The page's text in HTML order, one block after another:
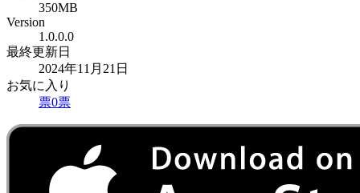
350MB
Version
1.0.0.0
最終更新日
2024年11月21日
お気に入り
票0票